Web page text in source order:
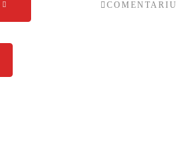
COMENTARIU